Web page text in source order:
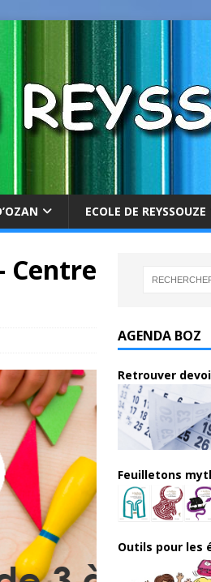
ECOLE DE REYSSOUZE
Centre
AGENDA BOZ
Retrouver
Feuilletons
Outils pour les